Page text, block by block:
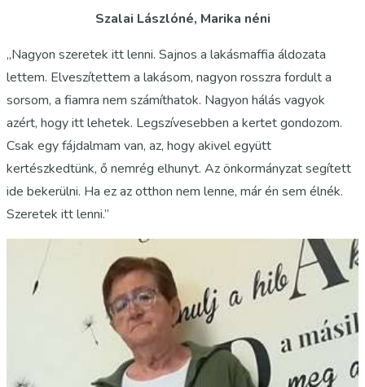
Szalai Lászlóné, Marika néni
„Nagyon szeretek itt lenni. Sajnos a lakásmaffia áldozata
lettem. Elveszítettem a lakásom, nagyon rosszra fordult a
sorsom, a fiamra nem számíthatok. Nagyon hálás vagyok
azért, hogy itt lehetek. Legszívesebben a kertet gondozom.
Csak egy fájdalmam van, az, hogy akivel együtt
kertészkedtünk, ő nemrég elhunyt. Az önkormányzat segített
ide bekerülni. Ha ez az otthon nem lenne, már én sem élnék.
Szeretek itt lenni.”